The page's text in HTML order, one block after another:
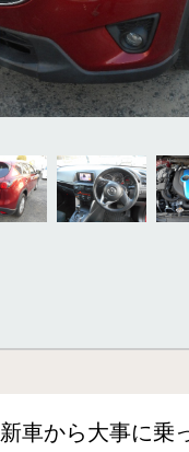
新車から大事に乗